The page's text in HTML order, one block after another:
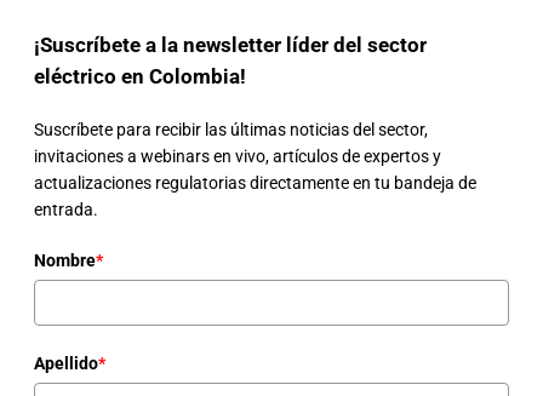
¡Suscríbete a la newsletter líder del sector
eléctrico en Colombia!
Suscríbete para recibir las últimas noticias del sector,
invitaciones a webinars en vivo, artículos de expertos y
actualizaciones regulatorias directamente en tu bandeja de
entrada.
Nombre*
Apellido*